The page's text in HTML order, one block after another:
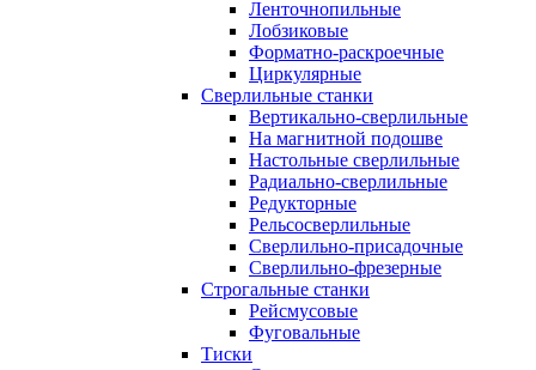
Ленточнопильные
Лобзиковые
Форматно-раскроечные
Циркулярные
Сверлильные станки
Вертикально-сверлильные
На магнитной подошве
Настольные сверлильные
Радиально-сверлильные
Редукторные
Рельсосверлильные
Сверлильно-присадочные
Сверлильно-фрезерные
Строгальные станки
Рейсмусовые
Фуговальные
Тиски